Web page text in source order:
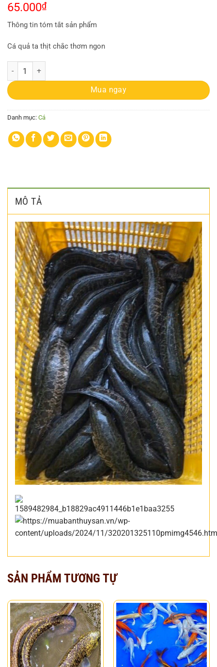
65.000₫
Thông tin tóm tắt sản phẩm
Cá quả ta thịt chắc thơm ngon
Cá quả ta số lượng
Mua ngay
Danh mục: Cá
MÔ TẢ
SẢN PHẨM TƯƠNG TỰ